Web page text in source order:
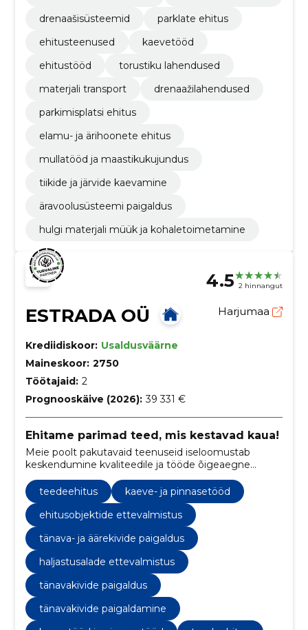
drenaašisüsteemid
parklate ehitus
ehitusteenused
kaevetööd
ehitustööd
torustiku lahendused
materjali transport
drenaažilahendused
parkimisplatsi ehitus
elamu- ja ärihoonete ehitus
mullatööd ja maastikukujundus
tiikide ja järvide kaevamine
äravoolusüsteemi paigaldus
hulgi materjali müük ja kohaletoimetamine
4.5 2 hinnangut
ESTRADA OÜ Harjumaa
Krediidiskoor: Usaldusväärne
Maineskoor: 2750
Töötajaid: 2
Prognooskäive (2026): 39 331 €
Ehitame parimad teed, mis kestavad kaua!
Meie poolt pakutavaid teenuseid iseloomustab
keskendumine kvaliteedile ja tööde õigeaegne
teostus. Pidevalt otsime uusi võimalusi ja viise oma
töö efektiivsuse tõstmiseks. Tänu meeskonna
rikkalikule kogemusele suudame teostada igasuguse
keerukusega projekte.
teedeehitus
kaeve- ja pinnasetööd
ehitusobjektide ettevalmistus
tänava- ja äärekivide paigaldus
haljastusalade ettevalmistus
tänavakivide paigaldus
tänavakivide paigaldamine